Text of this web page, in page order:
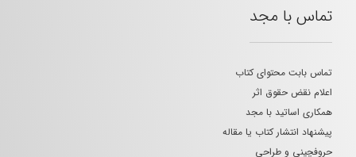
تماس با مجد
تماس بابت محتوای کتاب
اعلام نقض حقوق اثر
همکاری اساتید با مجد
پیشنهاد انتشار کتاب یا مقاله
حروفچینی و طراحی